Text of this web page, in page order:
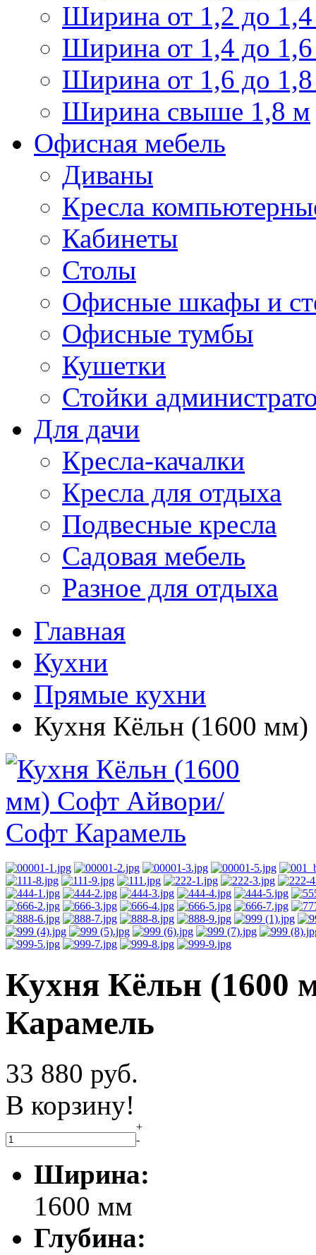
Ширина от 1,2 до
Ширина от 1,4 до
Ширина от 1,6 до
Ширина свыше 1,8 м
Офисная мебель
Диваны
Кресла
Кабинеты
Столы
Офисные шкафы и
Офисные тумбы
Кушетки
Стойки
Для дачи
Кресла-качалки
Кресла для отдыха
Подвесные кресла
Садовая мебель
Разное для отдыха
Главная
Кухни
Прямые кухни
Кухня Кёльн (1600
Кухня Кёльн
Карамель
33 880 руб.
В корзину!
+
-
Ширина:
1600 мм
Глубина: